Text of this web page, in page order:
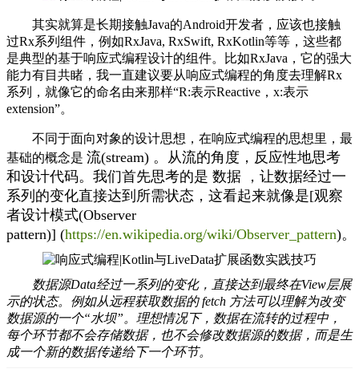
其实就算是长期接触Java的Android开发者，应该也接触
过Rx系列组件，例如RxJava, RxSwift, RxKotlin等等，这些都
是典型的基于响应式编程设计的组件。比如RxJava，它的强大
能力有目共睹，我一直建议要从响应式编程的角度去理解Rx
系列，就像它的命名由来那样“R:表示Reactive，x:表示
extension”。
不同于面向对象的设计思想，在响应式编程的思想里，最
基础的概念是 流(stream) 。从流的角度，反应性地思考
和设计代码。我们首先思考的是 数据 ，让数据经过一
系列的变化直接达到所需状态，这看起来就像是[观察
者设计模式(Observer
pattern)] (https://en.wikipedia.org/wiki/Observer_pattern)。
数据源Data经过一系列的变化，直接达到最终在View层展
示的状态。例如从远程获取数据的 fetch 方法可以理解为改变
数据源的一个“水坝”。理想情况下，数据在流转的过程中，
每个环节都不会存储数据，也不会修改数据源的数据，而是生
成一个新的数据传递给下一个环节。